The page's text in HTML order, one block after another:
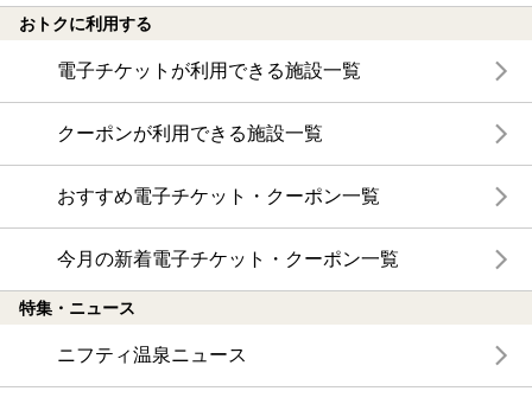
おトクに利用する
電子チケットが利用できる施設一覧
クーポンが利用できる施設一覧
おすすめ電子チケット・クーポン一覧
今月の新着電子チケット・クーポン一覧
特集・ニュース
ニフティ温泉ニュース